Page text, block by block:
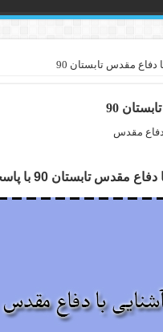
دفاع مقدس تابستان 90
90
دفاع مقدس
تابستان 90 با پاسخنامه